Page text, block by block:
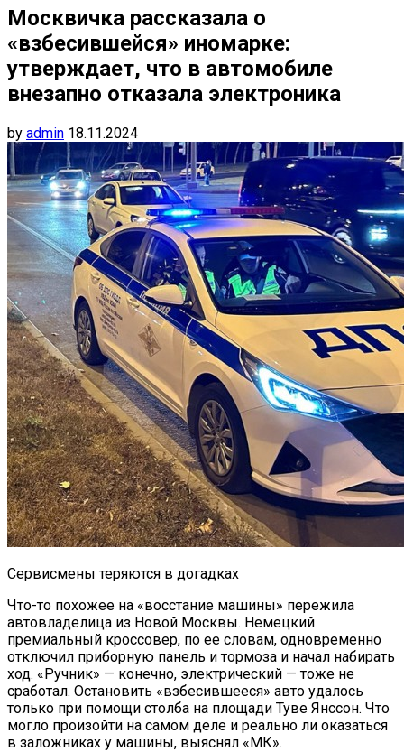
Москвичка рассказала о
«взбесившейся» иномарке:
утверждает, что в автомобиле
внезапно отказала электроника
by admin 18.11.2024
Сервисмены теряются в догадках
Что-то похожее на «восстание машины» пережила
автовладелица из Новой Москвы. Немецкий
премиальный кроссовер, по ее словам, одновременно
отключил приборную панель и тормоза и начал набирать
ход. «Ручник» — конечно, электрический — тоже не
сработал. Остановить «взбесившееся» авто удалось
только при помощи столба на площади Туве Янссон. Что
могло произойти на самом деле и реально ли оказаться
в заложниках у машины, выяснял «МК».